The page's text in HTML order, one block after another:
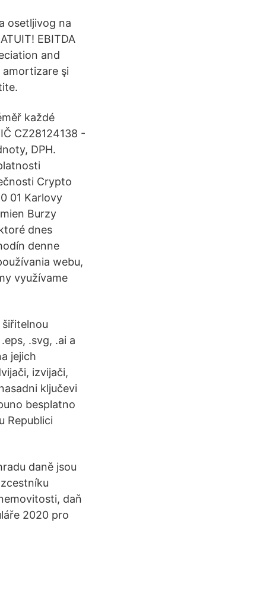
osetljivog na
EBITDA
and
şi
každé
CZ28124138 -
DPH.
Crypto
01 Karlovy
Burzy
dnes
denne
webu,
využívame
.svg, .ai a
jejich
izvijači,
ključevi
besplatno
Republici
daně jsou
daň
2020 pro